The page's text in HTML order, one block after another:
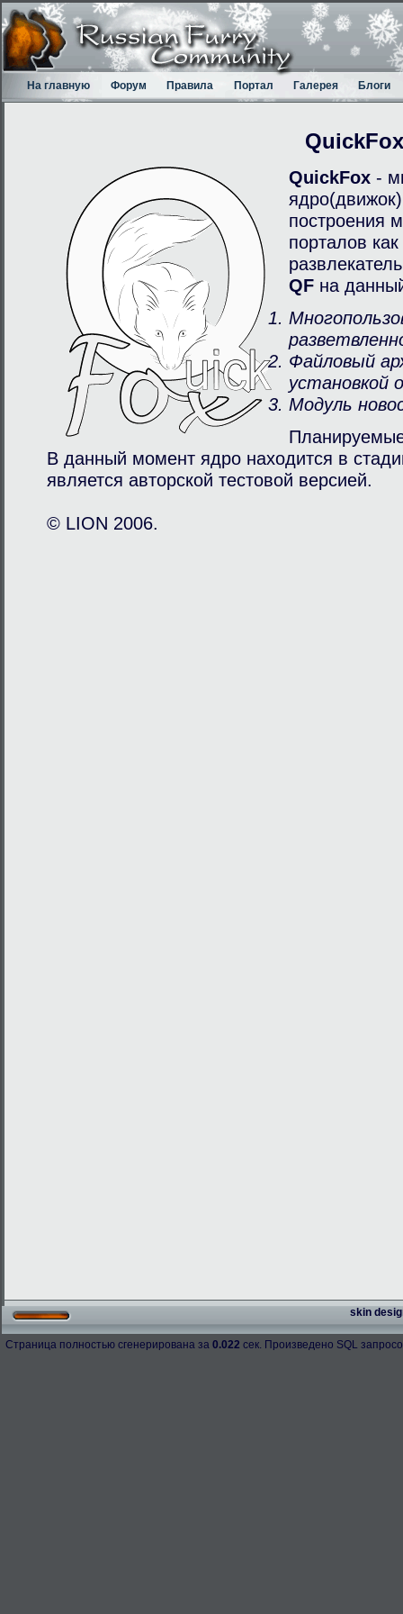
На главную Форум Правила Портал Галерея Блоги
QuickFox
QuickFox -
построения
порталов
QF на
Файловый
установкой
Модуль
В данный момент ядро находится в
является авторcкой тестовой версией.
© LION 2006.
skin
Страница полностью сгенерирована за 0.022 сек. Произведено SQL